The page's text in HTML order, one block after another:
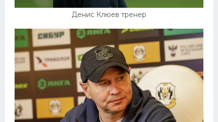
Денис Клюев тренер
Футбол
Хоккей
Велогонки
Конькобежный спорт
Тренажеры
Интерьер квартиры